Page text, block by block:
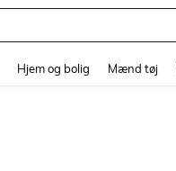
Hjem og bolig Mænd tøj